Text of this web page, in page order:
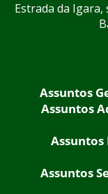
Estrada da
Assuntos
Assuntos
Assuntos
Assuntos